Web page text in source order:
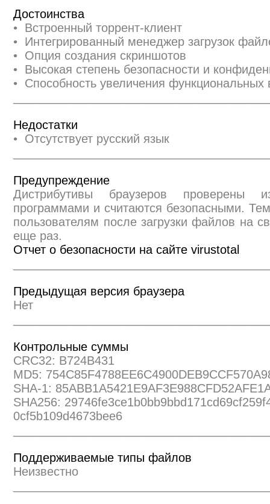
Достоинства
• Встроенный торрент-клиент
• Интегрированный менеджер загрузок
• Опция создания скриншотов
• Высокая степень безопасности и
• Способность увеличения функциональных
Недостатки
• Отсутствует русский язык
Предупреждение
Дистрибутивы браузеров проверены
программами и считаются безопасными.
пользователям после загрузки файлов на
еще раз.
Отчет о безопасности на сайте virustotal
Предыдущая версия браузера
Нет
Контрольные суммы
CRC32: B724B431
MD5:
SHA-1:
SHA256:
0cf5b109d4673bee6
Поддерживаемые типы файлов
Неизвестно